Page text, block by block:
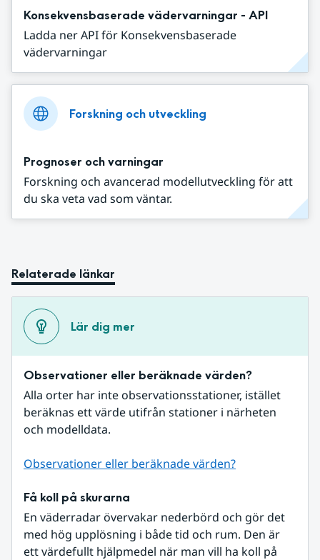
Konsekvensbaserade vädervarningar - API
Ladda ner API för Konsekvensbaserade
vädervarningar
Forskning och utveckling
Prognoser och varningar
Forskning och avancerad modellutveckling för att
du ska veta vad som väntar.
Relaterade länkar
Lär dig mer
Observationer eller beräknade värden?
Alla orter har inte observationsstationer, istället
beräknas ett värde utifrån stationer i närheten
och modelldata.
Observationer eller beräknade värden?
Få koll på skurarna
En väderradar övervakar nederbörd och gör det
med hög upplösning i både tid och rum. Den är
ett värdefullt hjälpmedel när man vill ha koll på